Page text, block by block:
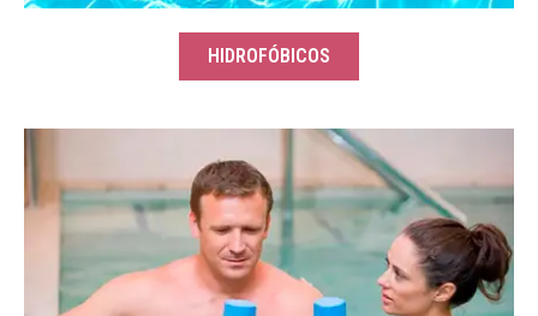
HIDROFÓBICOS